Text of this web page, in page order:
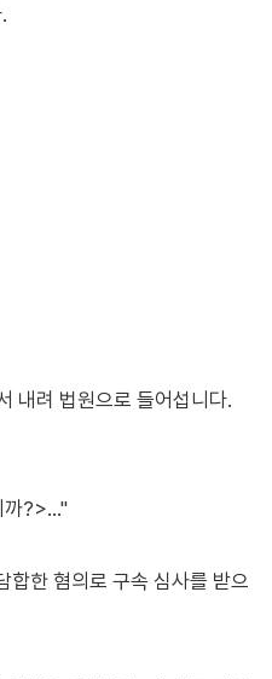
내려 법원으로 들어섭니다.
까?>…"
합한 혐의로 구속 심사를 받으